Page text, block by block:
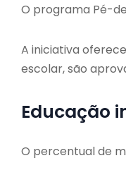
O programa Pé-
A iniciativa
escolar, são
Educação
O percentual de